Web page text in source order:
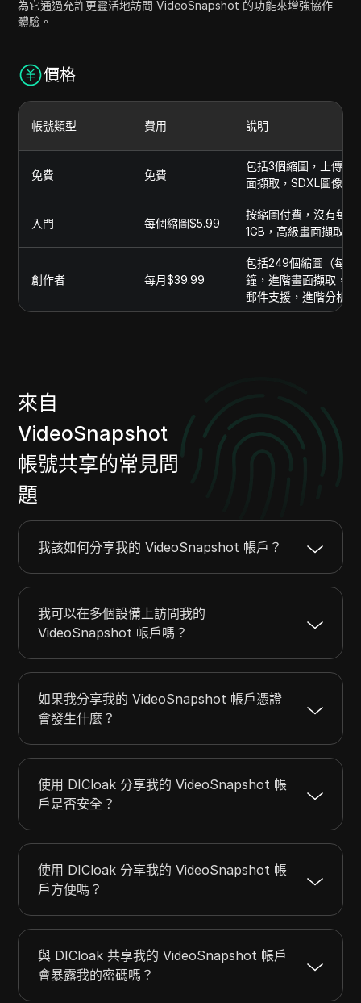
為它通過允許更靈活地訪問 VideoSnapshot 的功能來增強協作
體驗。
價格
帳號類型 費用 說明
免費 免費
包括3個縮圖，上傳影
面擷取，SDXL圖像生
入門 每個縮圖$5.99
按縮圖付費，沒有每
1GB，高級畫面擷取
創作者 每月$39.99
包括249個縮圖（每個
鐘，進階畫面擷取，
郵件支援，進階分析。
來自
VideoSnapshot
帳號共享的常見問
題
我該如何分享我的 VideoSnapshot 帳戶？
我可以在多個設備上訪問我的
VideoSnapshot 帳戶嗎？
如果我分享我的 VideoSnapshot 帳戶憑證
會發生什麼？
使用 DICloak 分享我的 VideoSnapshot 帳
戶是否安全？
使用 DICloak 分享我的 VideoSnapshot 帳
戶方便嗎？
與 DICloak 共享我的 VideoSnapshot 帳戶
會暴露我的密碼嗎？